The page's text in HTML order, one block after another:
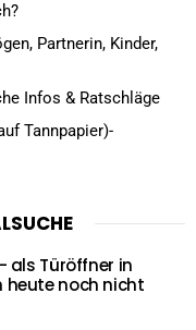
Partnerin, Kinder,
Infos & Ratschläge
Tannpapier)-
als Türöffner in
noch nicht